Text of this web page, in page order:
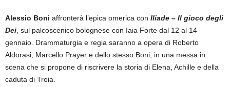
Alessio Boni affronterà l’epica omerica con Iliade – Il gioco degli
Dei, sul palcoscenico bolognese con Iaia Forte dal 12 al 14
gennaio. Drammaturgia e regia saranno a opera di Roberto
Aldorasi, Marcello Prayer e dello stesso Boni, in una messa in
scena che si propone di riscrivere la storia di Elena, Achille e della
caduta di Troia.